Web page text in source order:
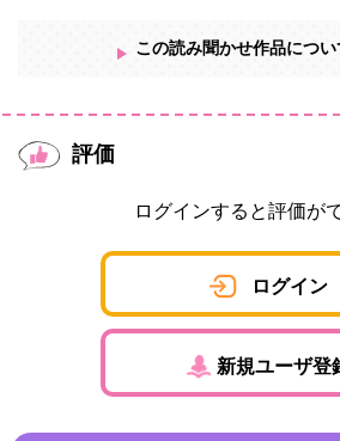
この読み聞かせ作品につ
評価
ログインすると評価が
ログイン
新規ユーザ登